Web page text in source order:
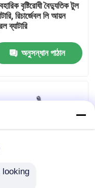
বৃষ্টিরোধী বৈদ্যুতিক টুল
রিচার্জেবল লি আয়ন
ব্যাটারি
অনুসন্ধান পাঠান
looking